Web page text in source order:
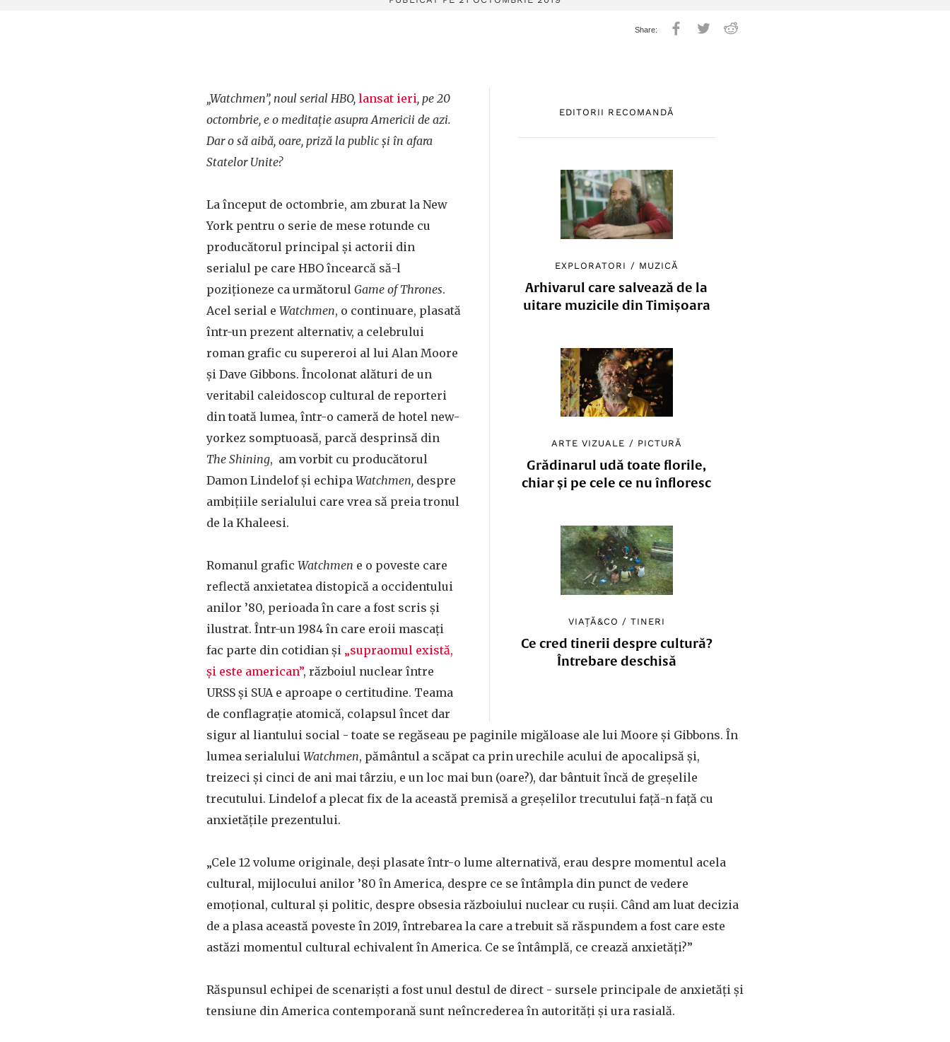
EDITORII RECOMANDĂ
EXPLORATORI / MUZICĂ
Arhivarul care salvează de la
uitare muzicile din Timișoara
ARTE VIZUALE / PICTURĂ
Grădinarul udă toate florile,
chiar și pe cele ce nu înfloresc
VIAȚĂ&CO /TINERI
Ce cred tinerii despre cultură?
Întrebare deschisă
„Watchmen”, noul serial HBO, lansat ieri, pe 20
octombrie, e o meditație asupra Americii de azi.
Dar o să aibă, oare, priză la public și în afara
Statelor Unite?
La început de octombrie, am zburat la New
York pentru o serie de mese rotunde cu
producătorul principal și actorii din
serialul pe care HBO încearcă să-l
poziționeze ca următorul Game of Thrones.
Acel serial e Watchmen, o continuare, plasată
într-un prezent alternativ, a celebrului
roman grafic cu supereroi al lui Alan Moore
și Dave Gibbons. Încolonat alături de un
veritabil caleidoscop cultural de reporteri
din toată lumea, într-o cameră de hotel new-
yorkez somptuoasă, parcă desprinsă din
The Shining, am vorbit cu producătorul
Damon Lindelof și echipa Watchmen, despre
ambițiile serialului care vrea să preia tronul
de la Khaleesi.
Romanul grafic Watchmen e o poveste care
reflectă anxietatea distopică a occidentului
anilor ’80, perioada în care a fost scris și
ilustrat. Într-un 1984 în care eroii mascați
fac parte din cotidian și „supraomul există,
și este american”, războiul nuclear între
URSS și SUA e aproape o certitudine. Teama
de conflagrație atomică, colapsul încet dar
sigur al liantului social - toate se regăseau pe paginile migăloase ale lui Moore și Gibbons. În
lumea serialului Watchmen, pământul a scăpat ca prin urechile acului de apocalipsă și,
treizeci și cinci de ani mai târziu, e un loc mai bun (oare?), dar bântuit încă de greșelile
trecutului. Lindelof a plecat fix de la această premisă a greșelilor trecutului față-n față cu
anxietățile prezentului.
„Cele 12 volume originale, deși plasate într-o lume alternativă, erau despre momentul acela
cultural, mijlocului anilor ’80 în America, despre ce se întâmpla din punct de vedere
emoțional, cultural și politic, despre obsesia războiului nuclear cu rușii. Când am luat decizia
de a plasa această poveste în 2019, întrebarea la care a trebuit să răspundem a fost care este
astăzi momentul cultural echivalent în America. Ce se întâmplă, ce crează anxietăți?”
Răspunsul echipei de scenariști a fost unul destul de direct - sursele principale de anxietăți și
tensiune din America contemporană sunt neîncrederea în autorități și ura rasială.